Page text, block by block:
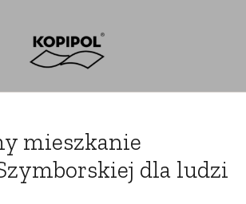
mieszkanie
dla ludzi